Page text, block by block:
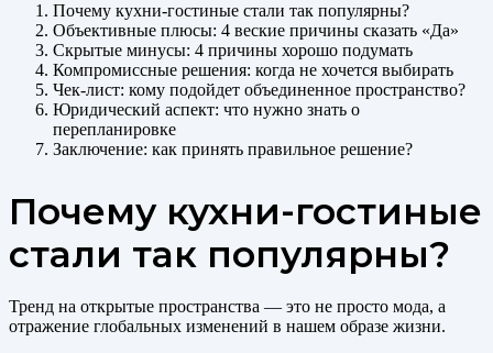
Почему кухни-гостиные стали так популярны?
Объективные плюсы: 4 веские причины сказать «Да»
Скрытые минусы: 4 причины хорошо подумать
Компромиссные решения: когда не хочется выбирать
Чек-лист: кому подойдет объединенное пространство?
Юридический аспект: что нужно знать о
перепланировке
Заключение: как принять правильное решение?
Почему кухни-гостиные
стали так популярны?
Тренд на открытые пространства — это не просто мода, а
отражение глобальных изменений в нашем образе жизни.